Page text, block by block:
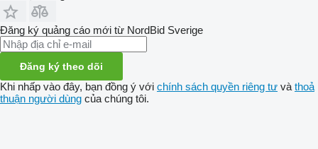
Đăng ký quảng cáo mới từ NordBid Sverige
Đăng ký theo dõi
Khi nhấp vào đây, bạn đồng ý với chính sách quyền riêng tư và thoả
thuận người dùng của chúng tôi.